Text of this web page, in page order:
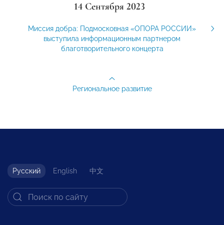
14 Сентября 2023
Миссия добра: Подмосковная «ОПОРА РОССИИ»
выступила информационным партнером
благотворительного концерта
Региональное развитие
Русский English 中文